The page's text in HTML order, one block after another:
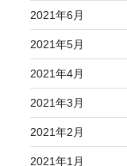
2021年6月
2021年5月
2021年4月
2021年3月
2021年2月
2021年1月